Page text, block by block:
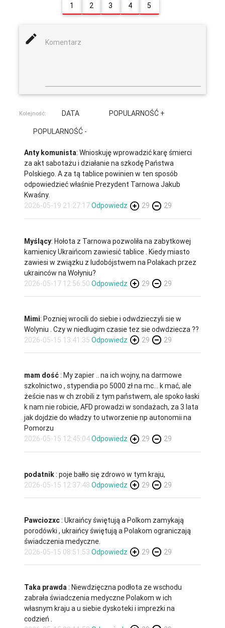
1
2 3 4 5
mode_edit Komentarz
Kolejność: DATA
POPULARNOŚĆ +
POPULARNOŚĆ -
Anty komunista: Wnioskuję wprowadzić karę śmierci
za akt sabotażu i działanie na szkodę Państwa
Polskiego. A za tą tablice powinien w ten sposób
odpowiedzieć właśnie Prezydent Tarnowa Jakub
Kwaśny.
2026-05-19 21:27:17Odpowiedz 29 29
Myślący: Hołota z Tarnowa pozwoliła na zabytkowej
kamienicy Ukraińcom zawiesić tablice . Kiedy miasto
zawiesi w związku z ludobójstwem na Polakach przez
ukrainców na Wołyniu?
2026-05-17 12:56:50 Odpowiedz 29 29
Mimi: Pozniej wrocili do siebie i odwdzieczyli sie w
Wolyniu . Czy w niedlugim czasie tez sie odwdziecza ??
2026-05-15 13:41:35 Odpowiedz 29 29
mam dość: My zapier .. na ich wojny, na darmowe
szkolnictwo , stypendia po 5000 zł na mc... k mać, ale
żeście nas w ch zrobili z tym państwem, ale spoko łaski
k nam nie robicie, AFD prowadzi w sondażach, za 3 lata
jak dojdzie do władzy to utworzenie np autonomii na
Pomorzu
2026-05-15 12:45:04Odpowiedz 29 29
podatnik: poje bałło się zdrowo w tym kraju,
2026-05-15 12:37:48 Odpowiedz 29 29
Pawciozxc: Ukraińcy świętują a Polkom zamykają
porodówki , ukraińcy świętują a Polakom ograniczają
świadczenia medyczne.
2026-05-15 08:51:53 Odpowiedz 29 29
Taka prawda: Niewdzięczna podłota ze wschodu
zabrała świadczenia medyczne Polakom w ich
własnym kraju a u siebie dyskoteki i imprezki na
codzień .